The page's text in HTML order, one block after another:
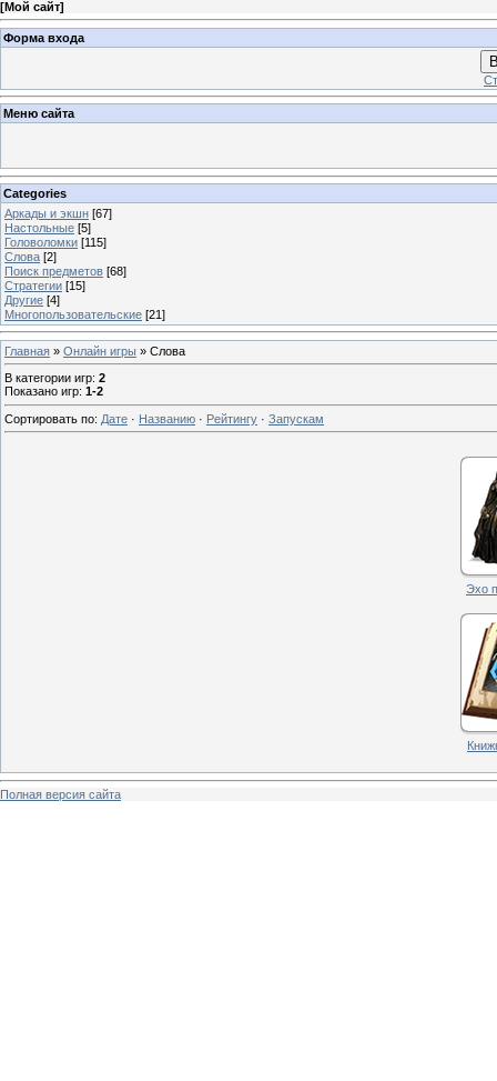
[Мой сайт]
Форма входа
Меню сайта
Categories
Аркады и экшн [67]
Настольные [5]
Головоломки [115]
Слова [2]
Поиск предметов [68]
Стратегии [15]
Другие [4]
Многопользовательские [21]
Главная » Онлайн игры » Слова
В категории игр: 2
Показано игр: 1-2
Сортировать по: Дате · Названию · Рейтингу · Запускам
Эхо
Полная версия сайта